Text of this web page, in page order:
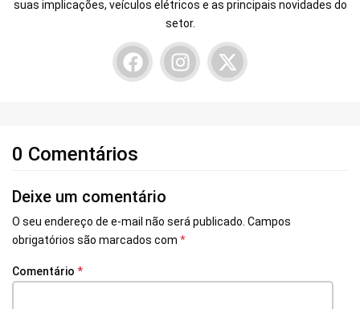
suas implicações, veículos elétricos e as principais novidades do
setor.
0 Comentários
Deixe um comentário
O seu endereço de e-mail não será publicado. Campos
obrigatórios são marcados com *
Comentário *